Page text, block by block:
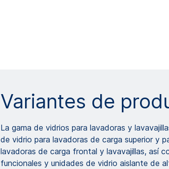
Variantes de
La gama de vidrios para lavadoras y
de vidrio para lavadoras de carga superior y
lavadoras de carga frontal y lavavajillas, así
funcionales y unidades de vidrio aislante de